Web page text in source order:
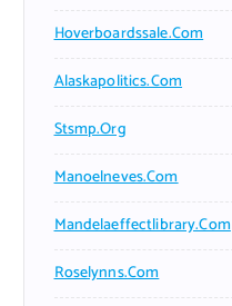
Hoverboardssale.com
Alaskapolitics.com
Stsmp.org
Manoelneves.com
Mandelaeffectlibrary.com
Roselynns.com